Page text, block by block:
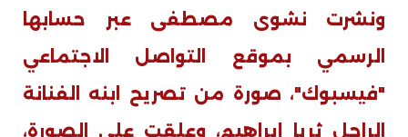
ونشرت نشوى مصطفى عبر حسابها
الرسمي بموقع التواصل الاجتماعي
"فيسبوك"، صورة من تصريح ابنه الفنانة
الراحل ثريا إبراهيم، وعلقت على الصورة،